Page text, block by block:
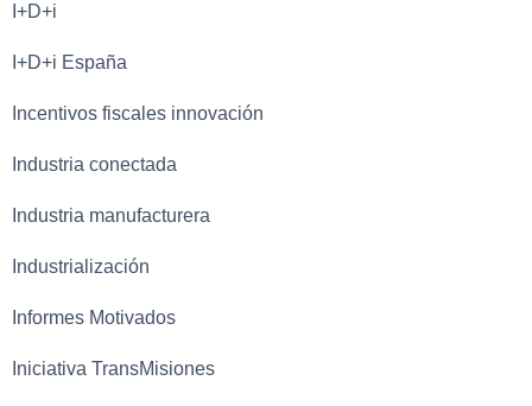
I+D+i
I+D+i España
Incentivos fiscales innovación
Industria conectada
Industria manufacturera
Industrialización
Informes Motivados
Iniciativa TransMisiones